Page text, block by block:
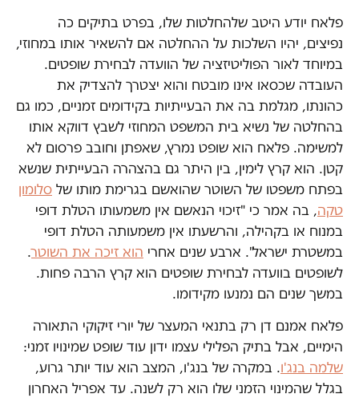
פלאח יודע היטב שלהחלטות שלו, בפרט בתיקים כה
נפיצים, יהיו השלכות על ההחלטה אם להשאיר אותו במחוזי,
במיוחד לאור הפוליטיזציה של הוועדה לבחירת שופטים.
העובדה שכסאו אינו מובטח והוא יצטרך להצדיק את
כהונתו, מגלמת בה את הבעייתיות בקידומים זמניים, כמו גם
בהחלטה של נשיא בית המשפט המחוזי לשבץ דווקא אותו
למשימה. פלאח הוא שופט נמרץ, שאפתן וחובב פרסום לא
קטן. הוא קרץ לימין, בין היתר גם בהצהרה הבעייתית שנשא
בפתח משפטו של השוטר שהואשם בגרימת מותו של סלומון
טקה, בה אמר כי "זיכוי הנאשם אין משמעותו הטלת דופי
במנוח או בקהילה, והרשעתו אין משמעותה הטלת דופי
במשטרת ישראל". ארבע שנים אחרי הוא זיכה את השוטר.
לשופטים בוועדה לבחירת שופטים הוא קרץ הרבה פחות.
במשך שנים הם נמנעו מקידומו.
פלאח אמנם דן רק בתנאי המעצר של יורי זיקוקי התאורה
הימיים, אבל בתיק הפלילי עצמו ידון עוד שופט שמינויו זמני:
שלמה בנג'ו. במקרה של בנג'ו, המצב הוא עוד יותר גרוע,
בגלל שהמינוי הזמני שלו הוא רק לשנה. עד אפריל האחרון